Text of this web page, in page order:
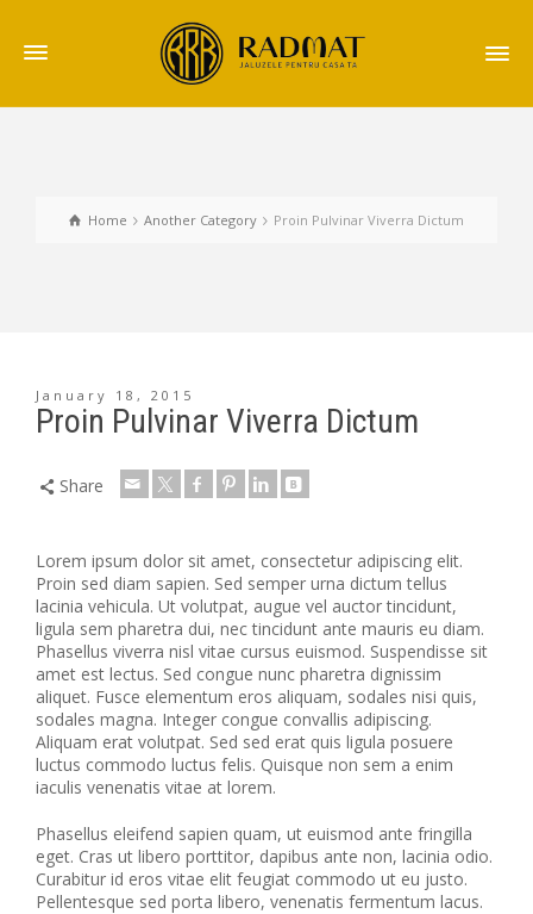
Home Another Category Proin Pulvinar Viverra Dictum
January 18, 2015
Proin Pulvinar Viverra Dictum
Share
Lorem ipsum dolor sit amet, consectetur adipiscing elit.
Proin sed diam sapien. Sed semper urna dictum tellus
lacinia vehicula. Ut volutpat, augue vel auctor tincidunt,
ligula sem pharetra dui, nec tincidunt ante mauris eu diam.
Phasellus viverra nisl vitae cursus euismod. Suspendisse sit
amet est lectus. Sed congue nunc pharetra dignissim
aliquet. Fusce elementum eros aliquam, sodales nisi quis,
sodales magna. Integer congue convallis adipiscing.
Aliquam erat volutpat. Sed sed erat quis ligula posuere
luctus commodo luctus felis. Quisque non sem a enim
iaculis venenatis vitae at lorem.
Phasellus eleifend sapien quam, ut euismod ante fringilla
eget. Cras ut libero porttitor, dapibus ante non, lacinia odio.
Curabitur id eros vitae elit feugiat commodo ut eu justo.
Pellentesque sed porta libero, venenatis fermentum lacus.